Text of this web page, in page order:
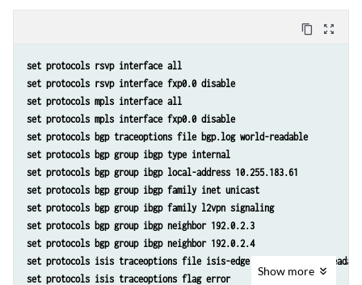
set routing-instances foo protocols l2vpn encapsulation-type
set routing-instances foo protocols l2vpn site foo site-identifier 1
set routing-instances foo protocols l2vpn site foo interface ge-2/0/
set protocols isis interface all point-to-point
set protocols isis interface all level 2 metric 10
set protocols isis interface fxp0.0 disable
set protocols ldp interface all
set protocols ldp interface fxp0.0 disable
set policy-options policy-statement lb then load-balance per-packet
set routing-options traceoptions file ro.log
set routing-options traceoptions flag normal
set routing-options traceoptions flag route
set routing-options autonomous-system 100
set routing-options forwarding-table export lb
set routing-instances foo instance-type l2vpn
content_copy zoom_out_map
set protocols rsvp interface all
set protocols rsvp interface fxp0.0 disable
set protocols mpls interface all
set protocols mpls interface fxp0.0 disable
set protocols bgp traceoptions file bgp.log world-readable
set protocols bgp group ibgp type internal
set protocols bgp group ibgp local-address 10.255.183.61
set protocols bgp group ibgp family inet unicast
set protocols bgp group ibgp family l2vpn signaling
set protocols bgp group ibgp neighbor 192.0.2.3
set protocols bgp group ibgp neighbor 192.0.2.4
set protocols isis traceoptions file isis-edge size 10m world-
set protocols isis traceoptions flag error
Show more